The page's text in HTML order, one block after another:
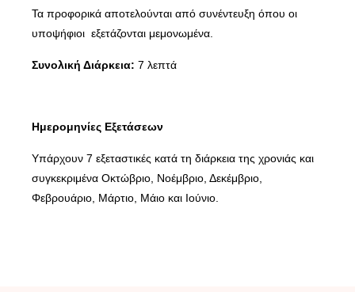
Τα προφορικά αποτελούνται από συνέντευξη όπου οι
υποψήφιοι εξετάζονται μεμονωμένα.
Συνολική Διάρκεια: 7 λεπτά
Ημερομηνίες Εξετάσεων
Υπάρχουν 7 εξεταστικές κατά τη διάρκεια της χρονιάς και
συγκεκριμένα Οκτώβριο, Νοέμβριο, Δεκέμβριο,
Φεβρουάριο, Μάρτιο, Μάιο και Ιούνιο.